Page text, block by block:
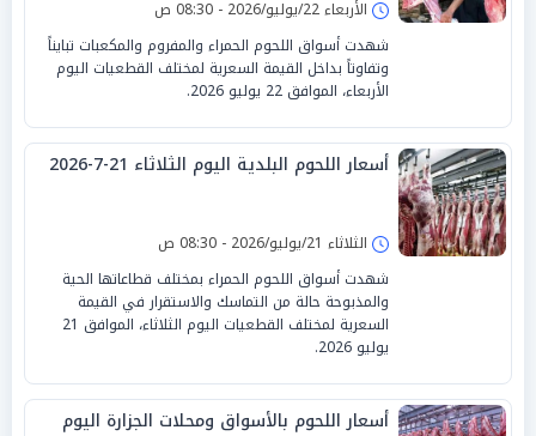
الأربعاء 22/يوليو/2026 - 08:30 ص
شهدت أسواق اللحوم الحمراء والمفروم والمكعبات تبايناً
وتفاوتاً بداخل القيمة السعرية لمختلف القطعيات اليوم
الأربعاء، الموافق 22 يوليو 2026.
أسعار اللحوم البلدية اليوم الثلاثاء 21-7-2026
الثلاثاء 21/يوليو/2026 - 08:30 ص
شهدت أسواق اللحوم الحمراء بمختلف قطاعاتها الحية
والمذبوحة حالة من التماسك والاستقرار في القيمة
السعرية لمختلف القطعيات اليوم الثلاثاء، الموافق 21
يوليو 2026.
أسعار اللحوم بالأسواق ومحلات الجزارة اليوم